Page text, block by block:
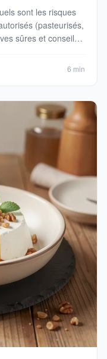
sont les risques
(pasteurisés,
sûres et conseils
6 min